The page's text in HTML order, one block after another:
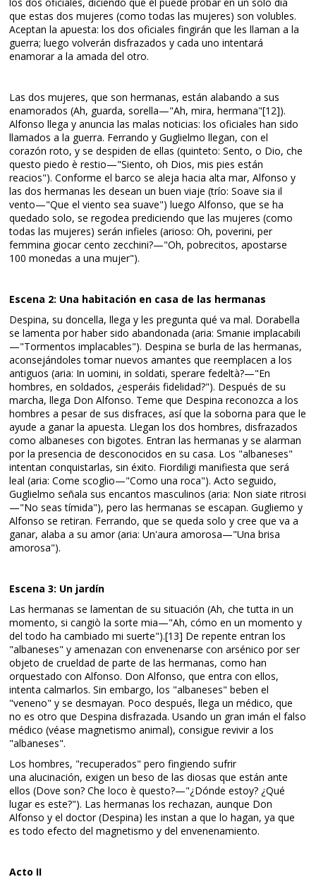
que estas dos mujeres (como todas las mujeres) son volubles.
Aceptan la apuesta: los dos oficiales fingirán que les llaman a la
guerra; luego volverán disfrazados y cada uno intentará
enamorar a la amada del otro.
Las dos mujeres, que son hermanas, están alabando a sus
enamorados (Ah, guarda, sorella—"Ah, mira, hermana"[12]​).
Alfonso llega y anuncia las malas noticias: los oficiales han sido
llamados a la guerra. Ferrando y Guglielmo llegan, con el
corazón roto, y se despiden de ellas (quinteto: Sento, o Dio, che
questo piedo è restio—"Siento, oh Dios, mis pies están
reacios"). Conforme el barco se aleja hacia alta mar, Alfonso y
las dos hermanas les desean un buen viaje (trío: Soave sia il
vento—"Que el viento sea suave") luego Alfonso, que se ha
quedado solo, se regodea prediciendo que las mujeres (como
todas las mujeres) serán infieles (arioso: Oh, poverini, per
femmina giocar cento zecchini?—"Oh, pobrecitos, apostarse
100 monedas a una mujer").
Escena 2: Una habitación en casa de las hermanas
Despina, su doncella, llega y les pregunta qué va mal. Dorabella
se lamenta por haber sido abandonada (aria: Smanie implacabili
—"Tormentos implacables"). Despina se burla de las hermanas,
aconsejándoles tomar nuevos amantes que reemplacen a los
antiguos (aria: In uomini, in soldati, sperare fedeltà?—"En
hombres, en soldados, ¿esperáis fidelidad?"). Después de su
marcha, llega Don Alfonso. Teme que Despina reconozca a los
hombres a pesar de sus disfraces, así que la soborna para que le
ayude a ganar la apuesta. Llegan los dos hombres, disfrazados
como albaneses con bigotes. Entran las hermanas y se alarman
por la presencia de desconocidos en su casa. Los "albaneses"
intentan conquistarlas, sin éxito. Fiordiligi manifiesta que será
leal (aria: Come scoglio—"Como una roca"). Acto seguido,
Guglielmo señala sus encantos masculinos (aria: Non siate ritrosi
—"No seas tímida"), pero las hermanas se escapan. Gugliemo y
Alfonso se retiran. Ferrando, que se queda solo y cree que va a
ganar, alaba a su amor (aria: Un'aura amorosa—"Una brisa
amorosa").
Escena 3: Un jardín
Las hermanas se lamentan de su situación (Ah, che tutta in un
momento, si cangiò la sorte mia—"Ah, cómo en un momento y
del todo ha cambiado mi suerte").[13]​ De repente entran los
"albaneses" y amenazan con envenenarse con arsénico por ser
objeto de crueldad de parte de las hermanas, como han
orquestado con Alfonso. Don Alfonso, que entra con ellos,
intenta calmarlos. Sin embargo, los "albaneses" beben el
"veneno" y se desmayan. Poco después, llega un médico, que
no es otro que Despina disfrazada. Usando un gran imán el falso
médico (véase magnetismo animal), consigue revivir a los
"albaneses".
Los hombres, "recuperados" pero fingiendo sufrir
una alucinación, exigen un beso de las diosas que están ante
ellos (Dove son? Che loco è questo?—"¿Dónde estoy? ¿Qué
lugar es este?"). Las hermanas los rechazan, aunque Don
Alfonso y el doctor (Despina) les instan a que lo hagan, ya que
es todo efecto del magnetismo y del envenenamiento.
Acto II